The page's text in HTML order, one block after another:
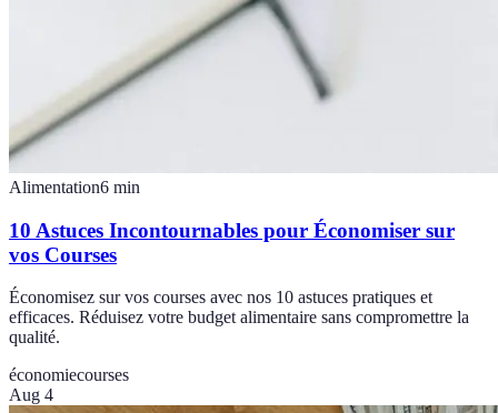
Alimentation6 min
10 Astuces Incontournables pour Économiser sur
vos Courses
Économisez sur vos courses avec nos 10 astuces pratiques et
efficaces. Réduisez votre budget alimentaire sans compromettre la
qualité.
économiecourses
Aug 4